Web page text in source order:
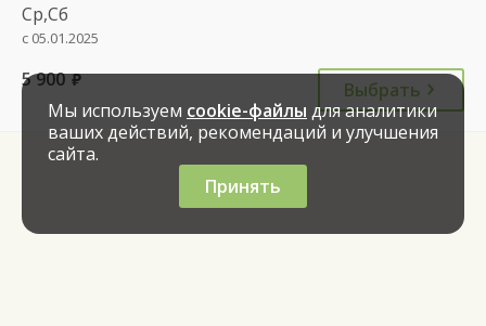
Ср,Сб
с 05.01.2025
5 900 руб.
Выбрать
Мы используем cookie-файлы для аналитики
ваших действий, рекомендаций и улучшения
сайта.
Принять